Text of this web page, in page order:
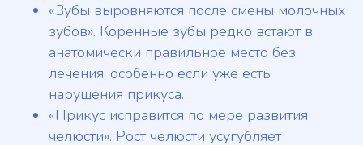
«Зубы выровняются после смены молочных
зубов». Коренные зубы редко встают в
анатомически правильное место без
лечения, особенно если уже есть
нарушения прикуса.
«Прикус исправится по мере развития
челюсти». Рост челюсти усугубляет